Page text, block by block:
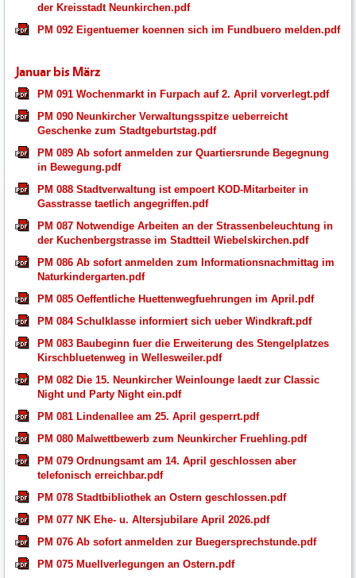
der Kreisstadt Neunkirchen.pdf
PM 092 Eigentuemer koennen sich im Fundbuero melden.pdf
Januar bis März
PM 091 Wochenmarkt in Furpach auf 2. April vorverlegt.pdf
PM 090 Neunkircher Verwaltungsspitze ueberreicht
Geschenke zum Stadtgeburtstag.pdf
PM 089 Ab sofort anmelden zur Quartiersrunde Begegnung
in Bewegung.pdf
PM 088 Stadtverwaltung ist empoert KOD-Mitarbeiter in
Gasstrasse taetlich angegriffen.pdf
PM 087 Notwendige Arbeiten an der Strassenbeleuchtung in
der Kuchenbergstrasse im Stadtteil Wiebelskirchen.pdf
PM 086 Ab sofort anmelden zum Informationsnachmittag im
Naturkindergarten.pdf
PM 085 Oeffentliche Huettenwegfuehrungen im April.pdf
PM 084 Schulklasse informiert sich ueber Windkraft.pdf
PM 083 Baubeginn fuer die Erweiterung des Stengelplatzes
Kirschbluetenweg in Wellesweiler.pdf
PM 082 Die 15. Neunkircher Weinlounge laedt zur Classic
Night und Party Night ein.pdf
PM 081 Lindenallee am 25. April gesperrt.pdf
PM 080 Malwettbewerb zum Neunkircher Fruehling.pdf
PM 079 Ordnungsamt am 14. April geschlossen aber
telefonisch erreichbar.pdf
PM 078 Stadtbibliothek an Ostern geschlossen.pdf
PM 077 NK Ehe- u. Altersjubilare April 2026.pdf
PM 076 Ab sofort anmelden zur Buegersprechstunde.pdf
PM 075 Muellverlegungen an Ostern.pdf